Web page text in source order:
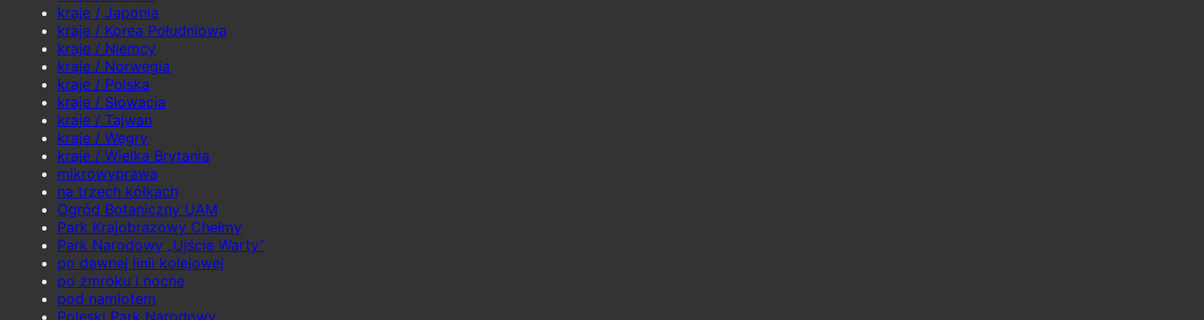
kraje / Japonia
kraje / Korea Południowa
kraje / Niemcy
kraje / Norwegia
kraje / Polska
kraje / Słowacja
kraje / Tajwan
kraje / Węgry
kraje / Wielka Brytania
mikrowyprawa
na trzech kółkach
Ogród Botaniczny UAM
Park Krajobrazowy Chełmy
Park Narodowy „Ujście Warty”
po dawnej linii kolejowej
po zmroku i nocne
pod namiotem